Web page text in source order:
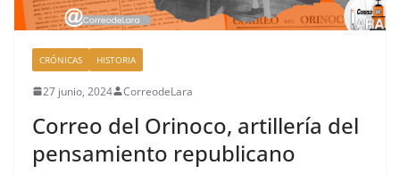
CRÓNICAS HISTORIA
27 junio, 2024 CorreodeLara
Correo del Orinoco, artillería del
pensamiento republicano